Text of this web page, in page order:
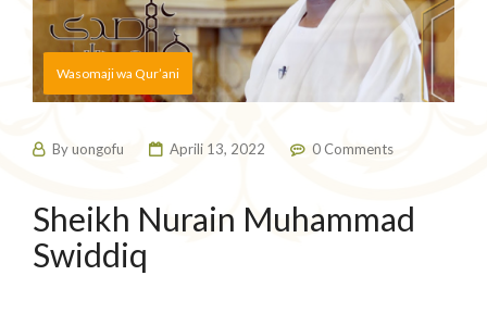
Wasomaji wa Qur’ani
Byuongofu Aprili 13, 2022 0 Comments
Sheikh Nurain Muhammad
Swiddiq